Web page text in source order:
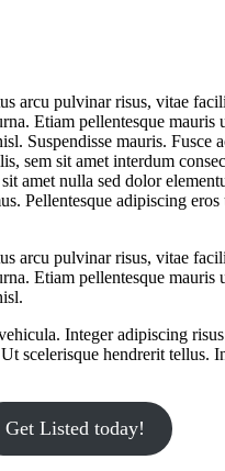
arcu pulvinar risus, vitae
Etiam pellentesque mauris
Suspendisse mauris. Fusce
sem sit amet interdum
amet nulla sed dolor
Pellentesque adipiscing
arcu pulvinar risus, vitae
Etiam pellentesque mauris
Integer adipiscing
scelerisque hendrerit tellus.
Get Listed today!